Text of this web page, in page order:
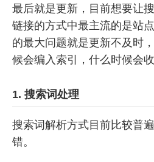
最后就是更新，目前想要让
链接的方式中最主流的是站
的最大问题就是更新不及时
候会编入索引，什么时候会收
1. 搜索词处理
搜索词解析方式目前比较普
错。